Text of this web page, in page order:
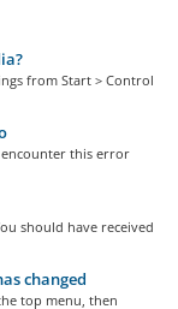
from Start > Control
encounter this error
should have received
changed
top menu, then